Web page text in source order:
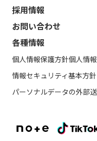
採用情報
お問い合わせ
各種情報
個人情報保護方針個人情
情報セキュリティ基本方針
パーソナルデータの外部